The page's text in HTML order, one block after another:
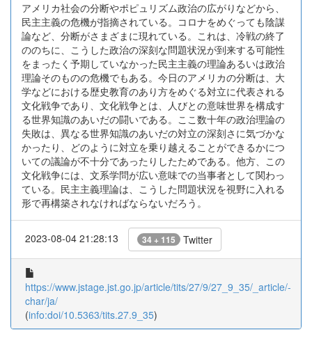
アメリカ社会の分断やポピュリズム政治の広がりなどから、
民主主義の危機が指摘されている。コロナをめぐっても陰謀
論など、分断がさまざまに現れている。これは、冷戦の終了
ののちに、こうした政治の深刻な問題状況が到来する可能性
をまったく予期していなかった民主主義の理論あるいは政治
理論そのものの危機でもある。今日のアメリカの分断は、大
学などにおける歴史教育のあり方をめぐる対立に代表される
文化戦争であり、文化戦争とは、人びとの意味世界を構成す
る世界知識のあいだの闘いである。ここ数十年の政治理論の
失敗は、異なる世界知識のあいだの対立の深刻さに気づかな
かったり、どのように対立を乗り越えることができるかにつ
いての議論が不十分であったりしたためである。他方、この
文化戦争には、文系学問が広い意味での当事者として関わっ
ている。民主主義理論は、こうした問題状況を視野に入れる
形で再構築されなければならないだろう。
2023-08-04 21:28:13 34 + 115 Twitter
https://www.jstage.jst.go.jp/article/tits/27/9/27_9_35/_article/-
char/ja/
(info:doi/10.5363/tits.27.9_35)